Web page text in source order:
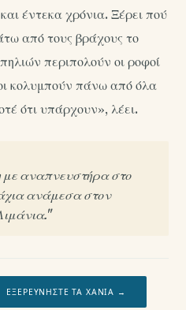
έντεκα χρόνια. Ξέρει πού
από τους βράχους το
περιπολούν οι ροφοί
κολυμπούν πάνω από όλα
ότι υπάρχουν», λέει.
με αναπνευστήρα στο
ανάμεσα στον
ΕΞΕΡΕΥΝΉΣΤΕ ΤΑ ΧΑΝΙΆ →